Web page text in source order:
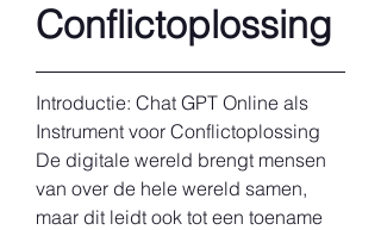
Conflictoplossing
Introductie: Chat GPT Online als
Instrument voor Conflictoplossing
De digitale wereld brengt mensen
van over de hele wereld samen,
maar dit leidt ook tot een toename